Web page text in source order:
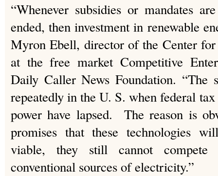
“Whenever subsidies or mandates
ended, then investment in renewable
Myron Ebell, director of the Center
at the free market Competitive
Daily Caller News Foundation. “The
repeatedly in the U. S. when federal
power have lapsed. The reason is
promises that these technologies
viable, they still cannot
conventional sources of electricity.”